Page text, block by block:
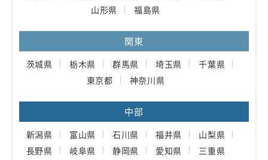
山形県
福島県
関東
茨城県 栃木県 群馬県 埼玉県
千葉県
東京都
神奈川県
中部
新潟県 富山県 石川県 福井県
山梨県
長野県
岐阜県 静岡県 愛知県 三重県